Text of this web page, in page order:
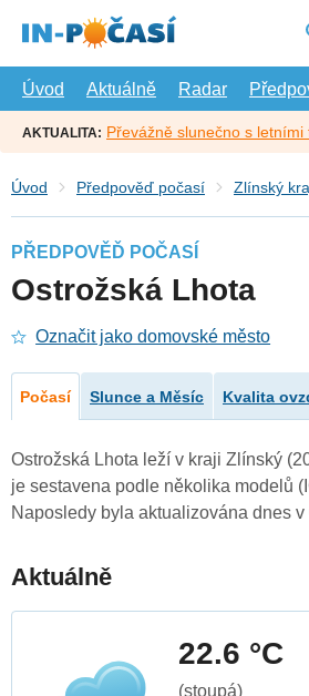
hlavní
Úvod
Aktuálně Radar
AKTUALITA: Převážně slunečno s letními
Úvod Předpověď počasí Zlínský
PŘEDPOVĚĎ POČASÍ
Ostrožská Lhota
Označit jako domovské město
Počasí Slunce a Měsíc Kvalita
Ostrožská Lhota leží v kraji Zlínský
je sestavena podle několika modelů
Naposledy byla aktualizována dnes v
Aktuálně
22.6 °C
(stoupá)